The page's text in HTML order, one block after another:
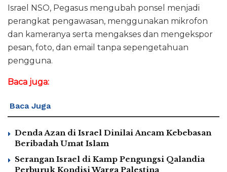
Israel NSO, Pegasus mengubah ponsel menjadi
perangkat pengawasan, menggunakan mikrofon
dan kameranya serta mengakses dan mengekspor
pesan, foto, dan email tanpa sepengetahuan
pengguna.
Baca juga:
Baca Juga
Denda Azan di Israel Dinilai Ancam Kebebasan
Beribadah Umat Islam
Serangan Israel di Kamp Pengungsi Qalandia
Perburuk Kondisi Warga Palestina